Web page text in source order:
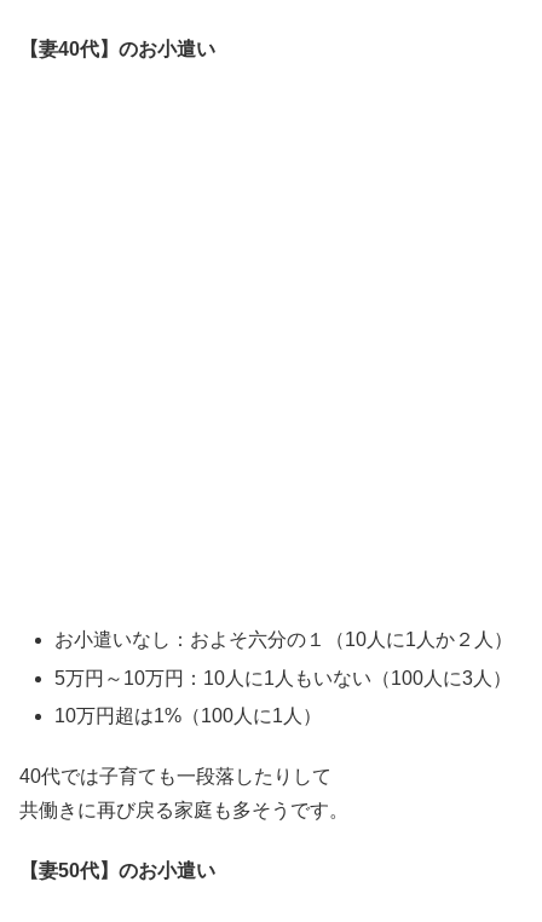
【妻40代】 のお小遣い
お小遣いなし：およそ六分の１（10人に1人か２人）
5万円～10万円：10人に1人もいない（100人に3人）
10万円超は1%（100人に1人）
40代では子育ても一段落したりして
共働きに再び戻る家庭も多そうです。
【妻50代】 のお小遣い